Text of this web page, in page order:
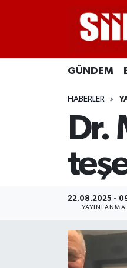
GÜNDEM
HABERLER
Dr.
22.08.2025 -
YAYINLANMA
SİYASET
EKONOMİ
İLÇELER
SAĞLIK-YAŞAM
Siirt Nöbetçi
Siirt Hava Durumu
Siirt Namaz
Siirt Trafik Yoğunluk
Süper Lig Puan
Tüm Manşetler
Haber Arşivi